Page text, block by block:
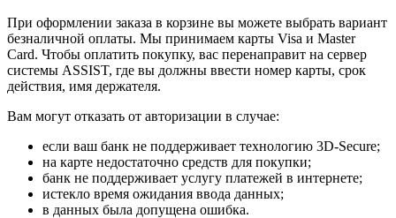
При оформлении заказа в корзине вы можете выбрать вариант
безналичной оплаты. Мы принимаем карты Visa и Master
Card. Чтобы оплатить покупку, вас перенаправит на сервер
системы ASSIST, где вы должны ввести номер карты, срок
действия, имя держателя.
Вам могут отказать от авторизации в случае:
если ваш банк не поддерживает технологию 3D-Secure;
на карте недостаточно средств для покупки;
банк не поддерживает услугу платежей в интернете;
истекло время ожидания ввода данных;
в данных была допущена ошибка.